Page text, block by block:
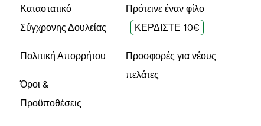
Καταστατικό
Σύγχρονης Δουλείας
Πολιτική Απορρήτου
Όροι &
Προϋποθέσεις
Πρότεινε έναν φίλο
ΚΕΡΔΙΣΤΕ 10€
Προσφορές για νέους
πελάτες